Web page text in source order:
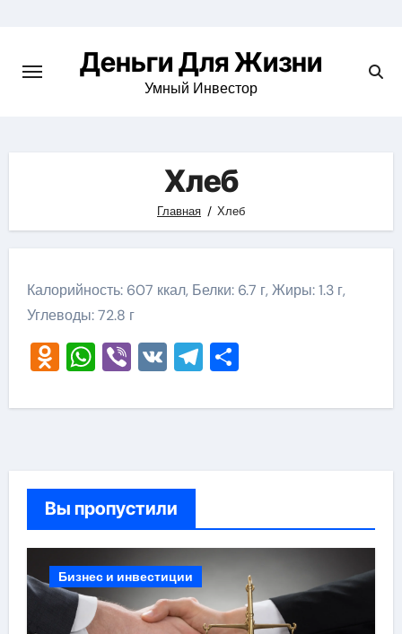
содержимомуДеньги Для Жизни
Умный Инвестор
Хлеб
Главная Хлеб
Калорийность: 607 ккал, Белки: 6.7 г, Жиры: 1.3 г,
Углеводы: 72.8 г
Odnoklassniki
WhatsApp
Viber
VKTelegram
Отправить
Вы пропустили
Бизнес и инвестиции